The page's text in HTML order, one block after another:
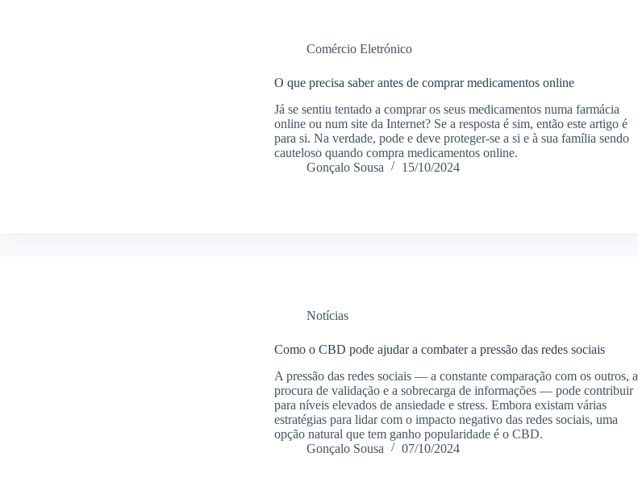
Comércio Eletrónico
O que precisa saber antes de comprar medicamentos online
Já se sentiu tentado a comprar os seus medicamentos numa farmácia
online ou num site da Internet? Se a resposta é sim, então este artigo é
para si. Na verdade, pode e deve proteger-se a si e à sua família sendo
cauteloso quando compra medicamentos online.
Gonçalo Sousa
15/10/2024
Notícias
Como o CBD pode ajudar a combater a pressão das redes sociais
A pressão das redes sociais — a constante comparação com os outros, a
procura de validação e a sobrecarga de informações — pode contribuir
para níveis elevados de ansiedade e stress. Embora existam várias
estratégias para lidar com o impacto negativo das redes sociais, uma
opção natural que tem ganho popularidade é o CBD.
Gonçalo Sousa
07/10/2024